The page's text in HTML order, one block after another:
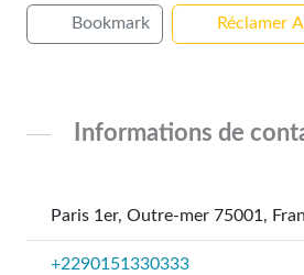
Bookmark Réclamer
Informations de
Paris 1er, Outre-mer 75001,
+2290151330333